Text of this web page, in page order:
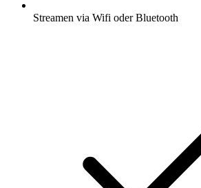
Streamen via Wifi oder Bluetooth